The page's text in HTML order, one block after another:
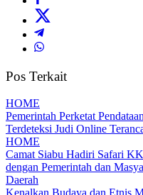
Pos Terkait
HOME
Pemerintah Perketat
Terdeteksi Judi Online
HOME
Camat Siabu Hadiri Safari
dengan Pemerintah dan
Daerah